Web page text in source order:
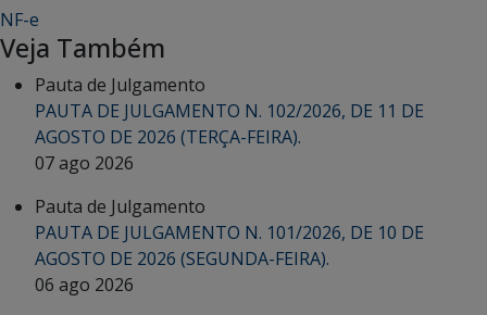
NF-e
Veja Também
Pauta de Julgamento
PAUTA DE JULGAMENTO N. 102/2026, DE 11 DE
AGOSTO DE 2026 (TERÇA-FEIRA).
07 ago 2026
Pauta de Julgamento
PAUTA DE JULGAMENTO N. 101/2026, DE 10 DE
AGOSTO DE 2026 (SEGUNDA-FEIRA).
06 ago 2026